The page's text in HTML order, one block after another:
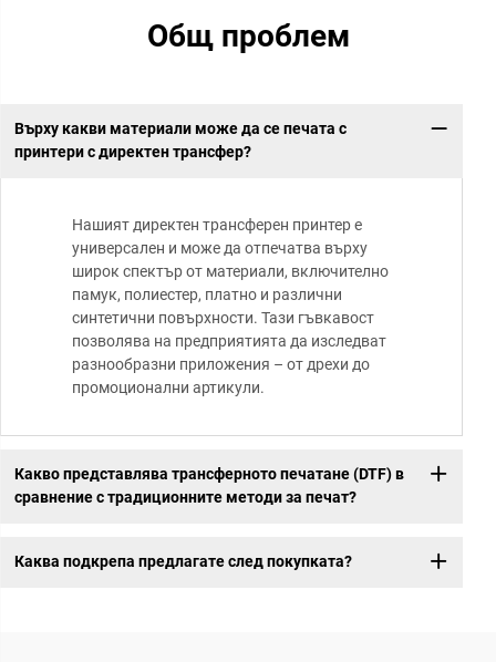
Общ проблем
Върху какви материали може да се печата с
принтери с директен трансфер?
Нашият директен трансферен принтер е
универсален и може да отпечатва върху
широк спектър от материали, включително
памук, полиестер, платно и различни
синтетични повърхности. Тази гъвкавост
позволява на предприятията да изследват
разнообразни приложения – от дрехи до
промоционални артикули.
Какво представлява трансферното печатане (DTF) в
сравнение с традиционните методи за печат?
Каква подкрепа предлагате след покупката?